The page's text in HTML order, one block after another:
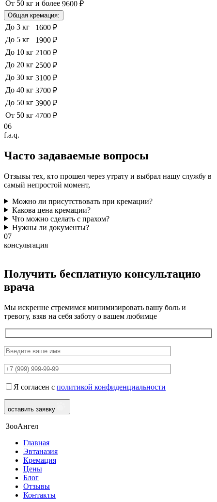
От 50 кг и более 9600 ₽
Общая кремация:
До 3 кг
1600 ₽
До 5 кг
1900 ₽
До 10 кг 2100 ₽
До 20 кг 2500 ₽
До 30 кг 3100 ₽
До 40 кг 3700 ₽
До 50 кг 3900 ₽
От 50 кг 4700 ₽
06
f.a.q.
Часто задаваемые вопросы
Отзывы тех, кто прошел через утрату и выбрал нашу службу в
самый непростой момент,
Можно ли присутствовать при кремации?
Какова цена кремации?
Что можно сделать с прахом?
Нужны ли документы?
07
консультация
Получить бесплатную консультацию
врача
Мы искренне стремимся минимизировать вашу боль и
тревогу, взяв на себя заботу о вашем любимце
Я согласен с политикой конфиденциальности
оставить заявку
ЗооАнгел
Главная
Эвтаназия
Кремация
Цены
Блог
Отзывы
Контакты